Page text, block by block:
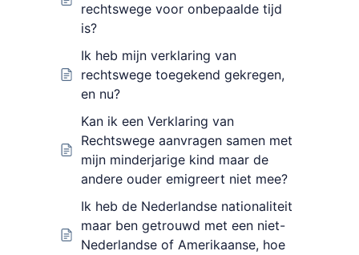
rechtswege voor onbepaalde tijd
is?
Ik heb mijn verklaring van
rechtswege toegekend gekregen,
en nu?
Kan ik een Verklaring van
Rechtswege aanvragen samen met
mijn minderjarige kind maar de
andere ouder emigreert niet mee?
Ik heb de Nederlandse nationaliteit
maar ben getrouwd met een niet-
Nederlandse of Amerikaanse, hoe